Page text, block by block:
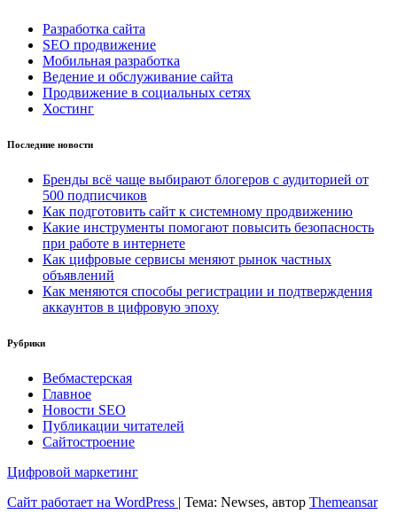
Разработка сайта
SEO продвижение
Мобильная разработка
Ведение и обслуживание сайта
Продвижение в социальных сетях
Хостинг
Последние новости
Бренды всё чаще выбирают блогеров с аудиторией от
500 подписчиков
Как подготовить сайт к системному продвижению
Какие инструменты помогают повысить безопасность
при работе в интернете
Как цифровые сервисы меняют рынок частных
объявлений
Как меняются способы регистрации и подтверждения
аккаунтов в цифровую эпоху
Рубрики
Вебмастерская
Главное
Новости SEO
Публикации читателей
Сайтостроение
Цифровой маркетинг
Сайт работает на WordPress | Тема: Newses, автор Themeansar